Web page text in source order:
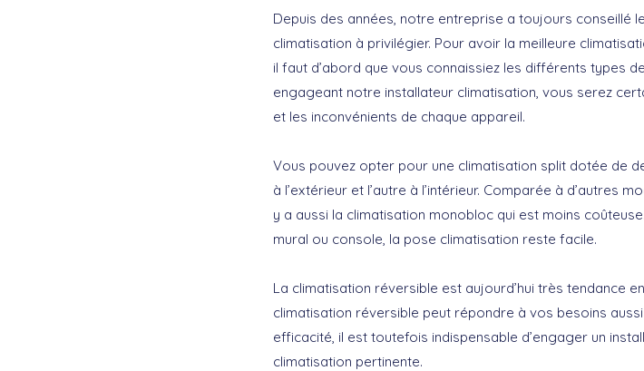
Depuis des années, notre entreprise a toujours conseillé
climatisation à privilégier. Pour avoir la meilleure
il faut d’abord que vous connaissiez les différents types
engageant notre installateur climatisation, vous serez
et les inconvénients de chaque appareil.
Vous pouvez opter pour une climatisation split dotée de
à l’extérieur et l’autre à l’intérieur. Comparée à d’autres
y a aussi la climatisation monobloc qui est moins
mural ou console, la pose climatisation reste facile.
La climatisation réversible est aujourd’hui très tendance
climatisation réversible peut répondre à vos besoins
efficacité, il est toutefois indispensable d’engager un
climatisation pertinente.